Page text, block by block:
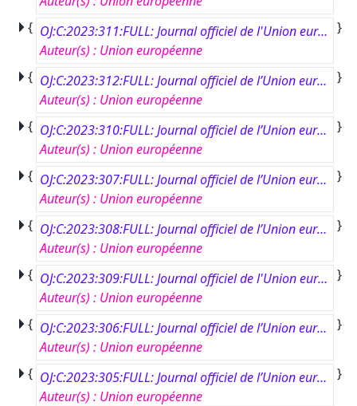
{
OJ:C:2023:311:FULL: Journal officiel de l'Union européenne, C 311, 1&amp;lt;HT TYPE="SUP"&amp;gt;er&amp;lt;/HT&amp;gt; septembre 2023
Auteur(s) : Union européenne
}
{
OJ:C:2023:312:FULL: Journal officiel de l’Union européenne, C 312, 1er septembre 2023
Auteur(s) : Union européenne
}
{
OJ:C:2023:310:FULL: Journal officiel de l’Union européenne, C 310, 1er septembre 2023
Auteur(s) : Union européenne
}
{
OJ:C:2023:307:FULL: Journal officiel de l’Union européenne, C 307, 31 août 2023
Auteur(s) : Union européenne
}
{
OJ:C:2023:308:FULL: Journal officiel de l’Union européenne, C 308, 31 août 2023
Auteur(s) : Union européenne
}
{
OJ:C:2023:309:FULL: Journal officiel de l'Union européenne, C 309, 31 août 2023
Auteur(s) : Union européenne
}
{
OJ:C:2023:306:FULL: Journal officiel de l’Union européenne, C 306, 30 août 2023
Auteur(s) : Union européenne
}
{
OJ:C:2023:305:FULL: Journal officiel de l’Union européenne, C 305, 29 août 2023
Auteur(s) : Union européenne
}